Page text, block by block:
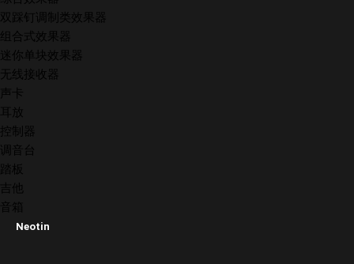
双踩钉调制类效果器
组合式效果器
迷你单块效果器
无线接收器
声卡
耳放
控制器
调音台
踏板
吉他
音箱
Neotin